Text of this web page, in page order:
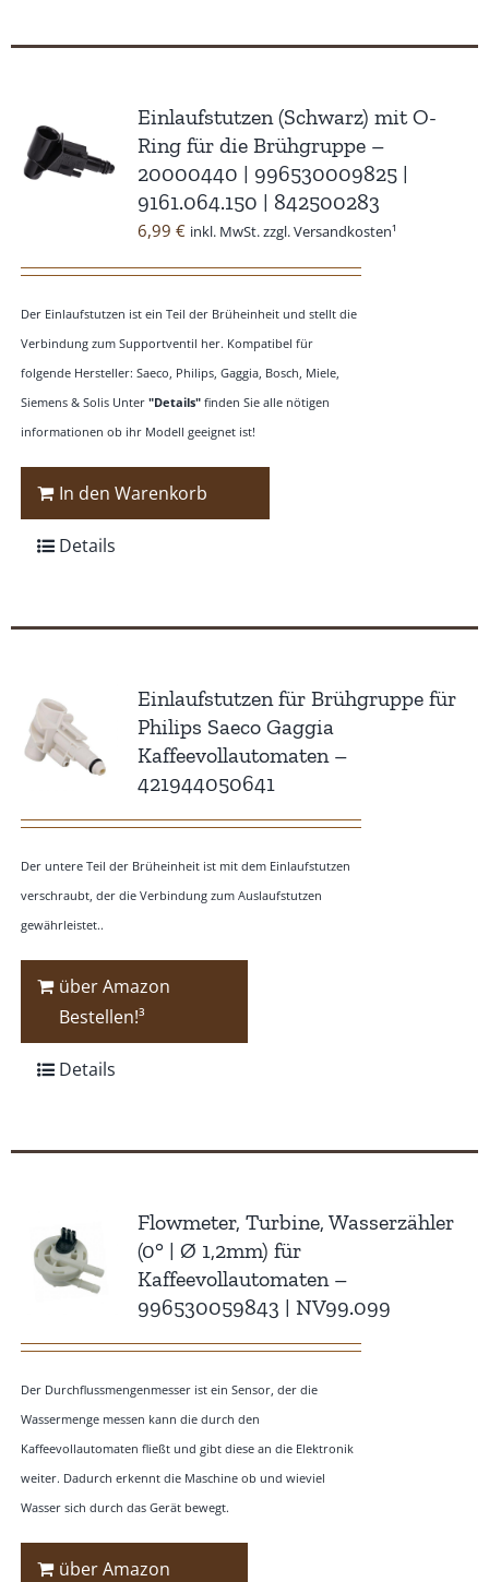
Einlaufstutzen (Schwarz) mit O-
Ring für die Brühgruppe –
20000440 | 996530009825 |
9161.064.150 | 842500283
6,99 € inkl. MwSt. zzgl. Versandkosten¹
Der Einlaufstutzen ist ein Teil der Brüheinheit und stellt die
Verbindung zum Supportventil her. Kompatibel für
folgende Hersteller: Saeco, Philips, Gaggia, Bosch, Miele,
Siemens & Solis Unter "Details"finden Sie alle nötigen
informationen ob ihr Modell geeignet ist!
In den Warenkorb
Details
Einlaufstutzen für Brühgruppe für
Philips Saeco Gaggia
Kaffeevollautomaten –
421944050641
Der untere Teil der Brüheinheit ist mit dem Einlaufstutzen
verschraubt, der die Verbindung zum Auslaufstutzen
gewährleistet..
über Amazon
Bestellen!³
Details
Flowmeter, Turbine, Wasserzähler
(0° | Ø 1,2mm) für
Kaffeevollautomaten –
996530059843 | NV99.099
Der Durchflussmengenmesser ist ein Sensor, der die
Wassermenge messen kann die durch den
Kaffeevollautomaten fließt und gibt diese an die Elektronik
weiter. Dadurch erkennt die Maschine ob und wieviel
Wasser sich durch das Gerät bewegt.
über Amazon